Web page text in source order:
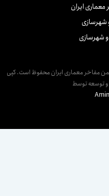
ایران
معماری ایران محفوظ است. کپی